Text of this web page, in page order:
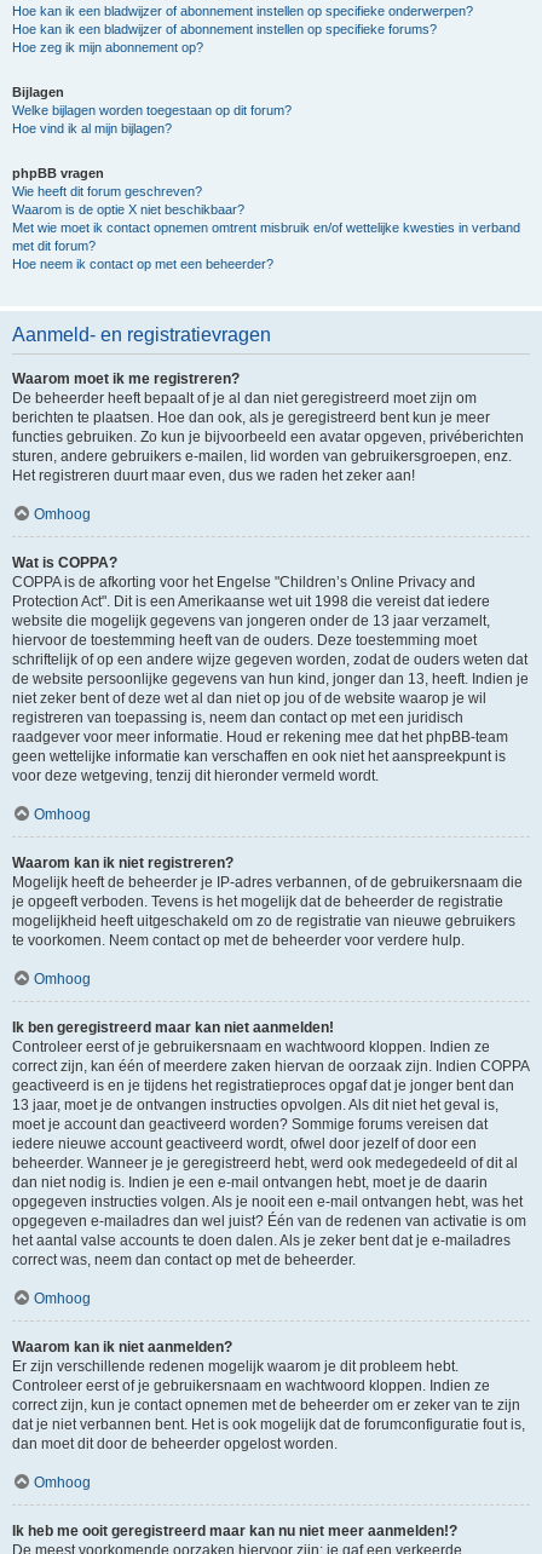
Hoe kan ik een bladwijzer of abonnement instellen op specifieke onderwerpen?
Hoe kan ik een bladwijzer of abonnement instellen op specifieke forums?
Hoe zeg ik mijn abonnement op?
Bijlagen
Welke bijlagen worden toegestaan op dit forum?
Hoe vind ik al mijn bijlagen?
phpBB vragen
Wie heeft dit forum geschreven?
Waarom is de optie X niet beschikbaar?
Met wie moet ik contact opnemen omtrent misbruik en/of wettelijke kwesties in verband
met dit forum?
Hoe neem ik contact op met een beheerder?
Aanmeld- en registratievragen
Waarom moet ik me registreren?
De beheerder heeft bepaalt of je al dan niet geregistreerd moet zijn om
berichten te plaatsen. Hoe dan ook, als je geregistreerd bent kun je meer
functies gebruiken. Zo kun je bijvoorbeeld een avatar opgeven, privéberichten
sturen, andere gebruikers e-mailen, lid worden van gebruikersgroepen, enz.
Het registreren duurt maar even, dus we raden het zeker aan!
Omhoog
Wat is COPPA?
COPPA is de afkorting voor het Engelse "Children’s Online Privacy and
Protection Act". Dit is een Amerikaanse wet uit 1998 die vereist dat iedere
website die mogelijk gegevens van jongeren onder de 13 jaar verzamelt,
hiervoor de toestemming heeft van de ouders. Deze toestemming moet
schriftelijk of op een andere wijze gegeven worden, zodat de ouders weten dat
de website persoonlijke gegevens van hun kind, jonger dan 13, heeft. Indien je
niet zeker bent of deze wet al dan niet op jou of de website waarop je wil
registreren van toepassing is, neem dan contact op met een juridisch
raadgever voor meer informatie. Houd er rekening mee dat het phpBB-team
geen wettelijke informatie kan verschaffen en ook niet het aanspreekpunt is
voor deze wetgeving, tenzij dit hieronder vermeld wordt.
Omhoog
Waarom kan ik niet registreren?
Mogelijk heeft de beheerder je IP-adres verbannen, of de gebruikersnaam die
je opgeeft verboden. Tevens is het mogelijk dat de beheerder de registratie
mogelijkheid heeft uitgeschakeld om zo de registratie van nieuwe gebruikers
te voorkomen. Neem contact op met de beheerder voor verdere hulp.
Omhoog
Ik ben geregistreerd maar kan niet aanmelden!
Controleer eerst of je gebruikersnaam en wachtwoord kloppen. Indien ze
correct zijn, kan één of meerdere zaken hiervan de oorzaak zijn. Indien COPPA
geactiveerd is en je tijdens het registratieproces opgaf dat je jonger bent dan
13 jaar, moet je de ontvangen instructies opvolgen. Als dit niet het geval is,
moet je account dan geactiveerd worden? Sommige forums vereisen dat
iedere nieuwe account geactiveerd wordt, ofwel door jezelf of door een
beheerder. Wanneer je je geregistreerd hebt, werd ook medegedeeld of dit al
dan niet nodig is. Indien je een e-mail ontvangen hebt, moet je de daarin
opgegeven instructies volgen. Als je nooit een e-mail ontvangen hebt, was het
opgegeven e-mailadres dan wel juist? Één van de redenen van activatie is om
het aantal valse accounts te doen dalen. Als je zeker bent dat je e-mailadres
correct was, neem dan contact op met de beheerder.
Omhoog
Waarom kan ik niet aanmelden?
Er zijn verschillende redenen mogelijk waarom je dit probleem hebt.
Controleer eerst of je gebruikersnaam en wachtwoord kloppen. Indien ze
correct zijn, kun je contact opnemen met de beheerder om er zeker van te zijn
dat je niet verbannen bent. Het is ook mogelijk dat de forumconfiguratie fout is,
dan moet dit door de beheerder opgelost worden.
Omhoog
Ik heb me ooit geregistreerd maar kan nu niet meer aanmelden!?
De meest voorkomende oorzaken hiervoor zijn: je gaf een verkeerde